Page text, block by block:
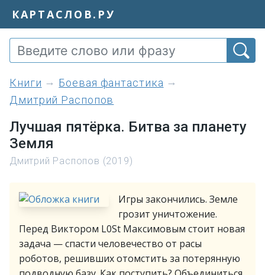
КАРТАСЛОВ.РУ
книги
Боевая фантастика
Дмитрий Распопов
Лучшая пятёрка. Битва за планету
Земля
Дмитрий Распопов (2019)
Игры закончились. Земле
грозит уничтожение.
Перед Виктором L0St Максимовым стоит новая
задача — спасти человечество от расы
роботов, решивших отомстить за потерянную